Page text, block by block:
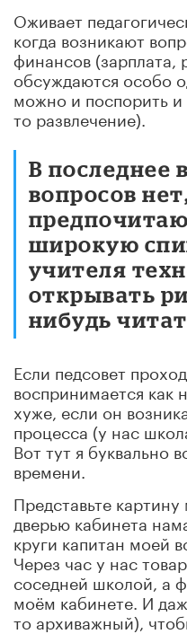
Оживает
когда возникают
финансов (зарплата,
обсуждаются особо
можно и поспорить и
то развлечение).
В последнее
вопросов
предпочитаю
широкую
учителя
открывать
нибудь
Если педсовет
воспринимается как
хуже, если он
процесса (у нас
Вот тут я буквально
времени.
Представьте
дверью кабинета
круги капитан моей
Через час у нас
соседней школой, а
моём кабинете. И
то архиважный),